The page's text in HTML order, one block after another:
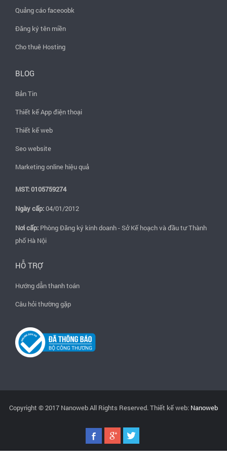
Quảng cáo faceoobk
Đăng ký tên miền
Cho thuê Hosting
BLOG
Bản Tin
Thiết kế App điện thoại
Thiết kế web
Seo website
Marketing online hiệu quả
MST: 0105759274
Ngày cấp:04/01/2012
Nơi cấp: Phòng Đăng ký kinh doanh - Sở Kế hoạch và đầu tư Thành
phố Hà Nội
HỖ TRỢ
Hướng dẫn thanh toán
Câu hỏi thường gặp
Copyright © 2017 Nanoweb All Rights Reserved. Thiết kế web: Nanoweb